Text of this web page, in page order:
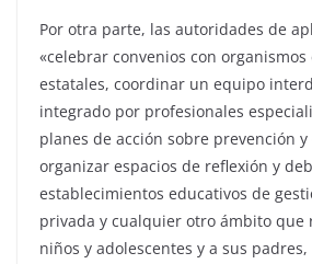
Por otra parte, las autoridades de
«celebrar convenios con organismos
estatales, coordinar un equipo
integrado por profesionales
planes de acción sobre prevención
organizar espacios de reflexión y
establecimientos educativos de
privada y cualquier otro ámbito que
niños y adolescentes y a sus